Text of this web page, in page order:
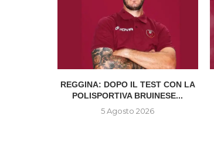
REGGINA: DOPO IL TEST CON LA
POLISPORTIVA BRUINESE...
5 Agosto 2026